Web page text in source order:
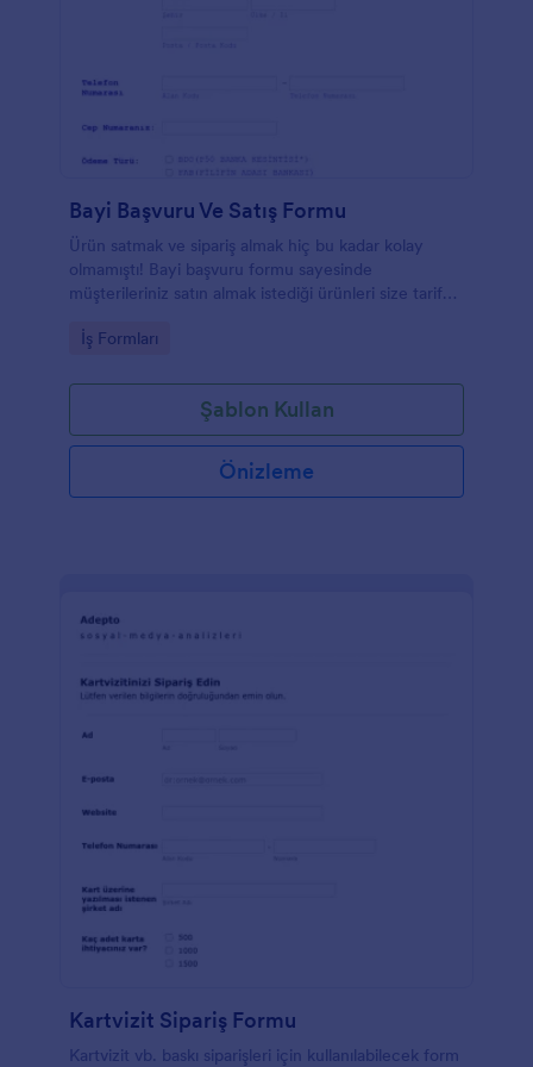
Bayi Başvuru Ve Satış Formu
Ürün satmak ve sipariş almak hiç bu kadar kolay
olmamıştı! Bayi başvuru formu sayesinde
müşterileriniz satın almak istediği ürünleri size tarif
gönderebilir ve ödeme türünü belirtebilir. Ayrıca
okumasına olanak tanıyarak güvenli bir alışveriş
Go to Category:
İş Formları
Şablon Kullan
Önizleme
Kartvizit Sipariş Formu
Kartvizit vb. baskı siparişleri için kullanılabilecek form